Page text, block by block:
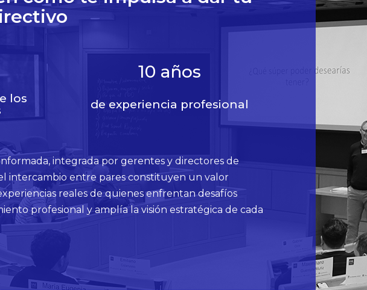
los
10 años
de experiencia profesional
integrada por gerentes y directores de
intercambio entre pares constituyen un valor
reales de quienes enfrentan desafíos
profesional y amplía la visión estratégica de cada